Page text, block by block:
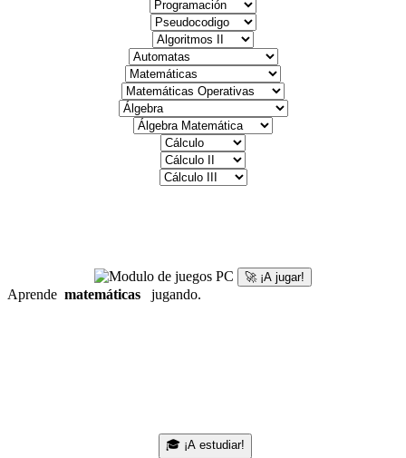
🚀 ¡A jugar!
Aprende matemáticas jugando.
🎓 ¡A estudiar!